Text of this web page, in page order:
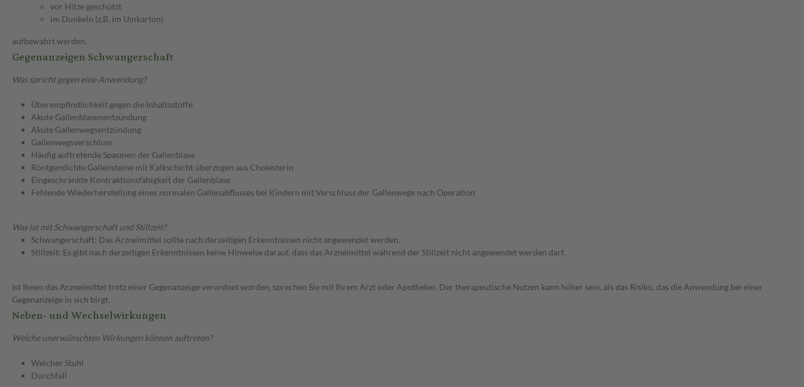
vor Hitze geschützt
im Dunkeln (z.B. im Umkarton)
aufbewahrt werden.
Gegenanzeigen Schwangerschaft
Was spricht gegen eine Anwendung?
Überempfindlichkeit gegen die Inhaltsstoffe
Akute Gallenblasenentzündung
Akute Gallenwegsentzündung
Gallenwegsverschluss
Häufig auftretende Spasmen der Gallenblase
Röntgendichte Gallensteine mit Kalkschicht überzogen aus Cholesterin
Eingeschränkte Kontraktionsfähigkeit der Gallenblase
Fehlende Wiederherstellung eines normalen Gallenabflusses bei Kindern mit Verschluss der Gallenwege nach Operation
Was ist mit Schwangerschaft und Stillzeit?
Schwangerschaft: Das Arzneimittel sollte nach derzeitigen Erkenntnissen nicht angewendet werden.
Stillzeit: Es gibt nach derzeitigen Erkenntnissen keine Hinweise darauf, dass das Arzneimittel während der Stillzeit nicht angewendet werden darf.
Ist Ihnen das Arzneimittel trotz einer Gegenanzeige verordnet worden, sprechen Sie mit Ihrem Arzt oder Apotheker. Der therapeutische Nutzen kann höher sein, als das Risiko, das die Anwendung bei einer
Gegenanzeige in sich birgt.
Neben- und Wechselwirkungen
Welche unerwünschten Wirkungen können auftreten?
Weicher Stuhl
Durchfall